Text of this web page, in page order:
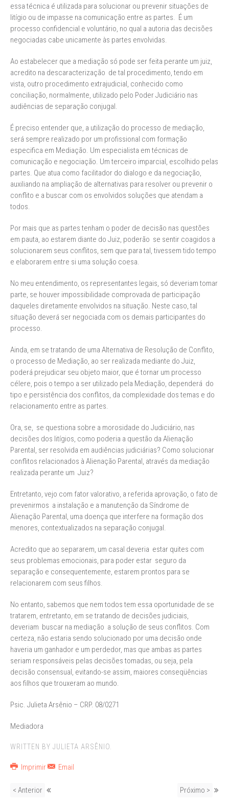
essa técnica é utilizada para solucionar ou prevenir situações de
litígio ou de impasse na comunicação entre as partes. É um
processo confidencial e voluntário, no qual a autoria das decisões
negociadas cabe unicamente às partes envolvidas.
Ao estabelecer que a mediação só pode ser feita perante um juiz,
acredito na descaracterização de tal procedimento, tendo em
vista, outro procedimento extrajudicial, conhecido como
conciliação, normalmente, utilizado pelo Poder Judiciário nas
audiências de separação conjugal.
É preciso entender que, a utilização do processo de mediação,
será sempre realizado por um profissional com formação
especifica em Mediação. Um especialista em técnicas de
comunicação e negociação. Um terceiro imparcial, escolhido pelas
partes. Que atua como facilitador do dialogo e da negociação,
auxiliando na ampliação de alternativas para resolver ou prevenir o
conflito e a buscar com os envolvidos soluções que atendam a
todos.
Por mais que as partes tenham o poder de decisão nas questões
em pauta, ao estarem diante do Juiz, poderão se sentir coagidos a
solucionarem seus conflitos, sem que para tal, tivessem tido tempo
e elaborarem entre si uma solução coesa.
No meu entendimento, os representantes legais, só deveriam tomar
parte, se houver impossibilidade comprovada de participação
daqueles diretamente envolvidos na situação. Neste caso, tal
situação deverá ser negociada com os demais participantes do
processo.
Ainda, em se tratando de uma Alternativa de Resolução de Conflito,
o processo de Mediação, ao ser realizada mediante do Juiz,
poderá prejudicar seu objeto maior, que é tornar um processo
célere, pois o tempo a ser utilizado pela Mediação, dependerá do
tipo e persistência dos conflitos, da complexidade dos temas e do
relacionamento entre as partes.
Ora, se, se questiona sobre a morosidade do Judiciário, nas
decisões dos litígios, como poderia a questão da Alienação
Parental, ser resolvida em audiências judiciárias? Como solucionar
conflitos relacionados à Alienação Parental, através da mediação
realizada perante um Juiz?
Entretanto, vejo com fator valorativo, a referida aprovação, o fato de
prevenirmos a instalação e a manutenção da Síndrome de
Alienação Parental, uma doença que interfere na formação dos
menores, contextualizados na separação conjugal.
Acredito que ao separarem, um casal deveria estar quites com
seus problemas emocionais, para poder estar seguro da
separação e consequentemente, estarem prontos para se
relacionarem com seus filhos.
No entanto, sabemos que nem todos tem essa oportunidade de se
tratarem, entretanto, em se tratando de decisões judiciais,
deveriam buscar na mediação a solução de seus conflitos. Com
certeza, não estaria sendo solucionado por uma decisão onde
haveria um ganhador e um perdedor, mas que ambas as partes
seriam responsáveis pelas decisões tomadas, ou seja, pela
decisão consensual, evitando-se assim, maiores conseqüências
aos filhos que trouxeram ao mundo.
Psic. Julieta Arsênio – CRP. 08/0271
Mediadora
WRITTEN BY JULIETA ARSÊNIO.
Imprimir Email
< Anterior Próximo >